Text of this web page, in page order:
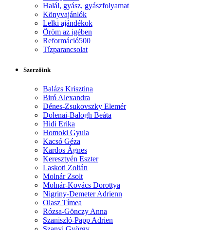
Halál, gyász, gyászfolyamat
Könyvajánlók
Lelki ajándékok
Öröm az igében
Reformáció500
Tízparancsolat
Szerzőink
Balázs Krisztina
Biró Alexandra
Dénes-Zsukovszky Elemér
Dolenai-Balogh Beáta
Hidi Erika
Homoki Gyula
Kacsó Géza
Kardos Ágnes
Keresztyén Eszter
Laskoti Zoltán
Molnár Zsolt
Molnár-Kovács Dorottya
Nigriny-Demeter Adrienn
Olasz Tímea
Rózsa-Gönczy Anna
Szaniszló-Papp Adrien